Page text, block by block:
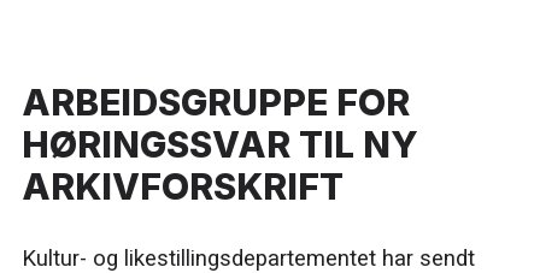
ARBEIDSGRUPPE FOR
HØRINGSSVAR TIL NY
ARKIVFORSKRIFT
Kultur- og likestillingsdepartementet har sendt